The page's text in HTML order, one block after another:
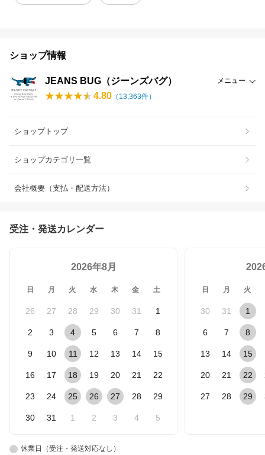
ショップ情報
JEANS BUG（ジーンズバグ） メニュー
4.80 （ 13,363件）
ショップトップ
ショップカテゴリ一覧
会社概要（支払・配送方法）
受注・発送カレンダー
2026年8月
日 月 火 水 木 金 土
26 27 28 29 30 31 1
2 3 4 5 6 7 8
9 10 11 12 13 14 15
16 17 18 19 20 21 22
23 24 25 26 27 28 29
30 31 1 2 3 4 5
日 月 火
30 31 1
6 7 8
13 14 15
20 21 22
27 28 29
休業日（受注・発送対応なし）